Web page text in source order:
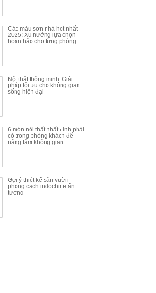
Các màu sơn nhà hot nhất
2025: Xu hướng lựa chọn
hoàn hảo cho từng phòng
Nội thất thông minh: Giải
pháp tối ưu cho không gian
sống hiện đại
6 món nội thất nhất định phải
có trong phòng khách để
nâng tầm không gian
Gợi ý thiết kế sân vườn
phong cách indochine ấn
tượng